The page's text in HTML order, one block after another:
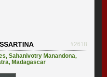
#2618
,Sahanivotry Manandona,
, Madagascar